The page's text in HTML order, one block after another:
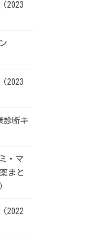
2023
2023
診断キ
・マ
まと
2022